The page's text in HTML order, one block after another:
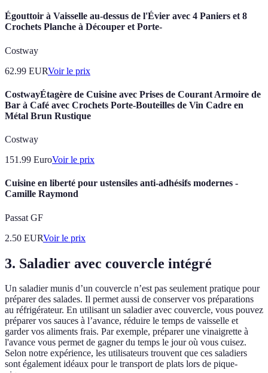
Égouttoir à Vaisselle au-dessus de l'Évier avec 4 Paniers et 8
Crochets Planche à Découper et Porte-
Costway
62.99 EURVoir le prix
CostwayÉtagère de Cuisine avec Prises de Courant Armoire de
Bar à Café avec Crochets Porte-Bouteilles de Vin Cadre en
Métal Brun Rustique
Costway
151.99 EuroVoir le prix
Cuisine en liberté pour ustensiles anti-adhésifs modernes -
Camille Raymond
Passat GF
2.50 EURVoir le prix
3. Saladier avec couvercle intégré
Un saladier munis d’un couvercle n’est pas seulement pratique pour
préparer des salades. Il permet aussi de conserver vos préparations
au réfrigérateur. En utilisant un saladier avec couvercle, vous pouvez
préparer vos sauces à l’avance, réduire le temps de vaisselle et
garder vos aliments frais. Par exemple, préparer une vinaigrette à
l'avance vous permet de gagner du temps le jour où vous cuisez.
Selon notre expérience, les utilisateurs trouvent que ces saladiers
sont également idéaux pour le transport de plats lors de pique-